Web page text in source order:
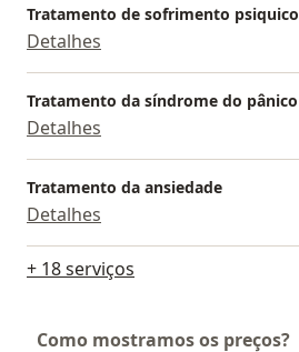
Tratamento de sofrimento psiquico
Detalhes
Tratamento da síndrome do pânico
Detalhes
Tratamento da ansiedade
Detalhes
+ 18 serviços
Como mostramos os preços?